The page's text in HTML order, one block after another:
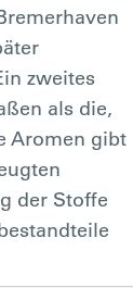
zweites
als die,
Aromen gibt
der Stoffe